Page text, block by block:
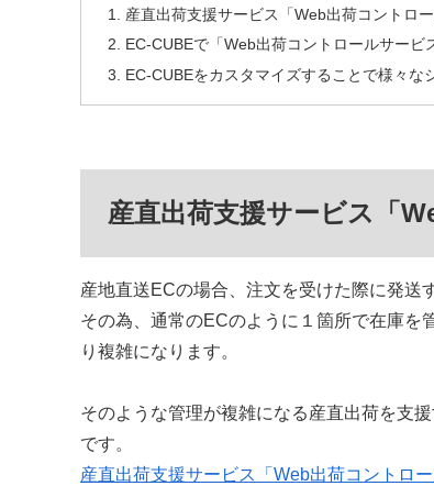
産直出荷支援サービス「Web出荷コントロ
EC-CUBEで「Web出荷コントロールサービ
EC-CUBEをカスタマイズすることで様々な
産直出荷支援サービス「
産地直送ECの場合、注文を受けた際に発送
その為、通常のECのように１箇所で在庫を
り複雑になります。
そのような管理が複雑になる産直出荷を支
です。
産直出荷支援サービス「Web出荷コントロー